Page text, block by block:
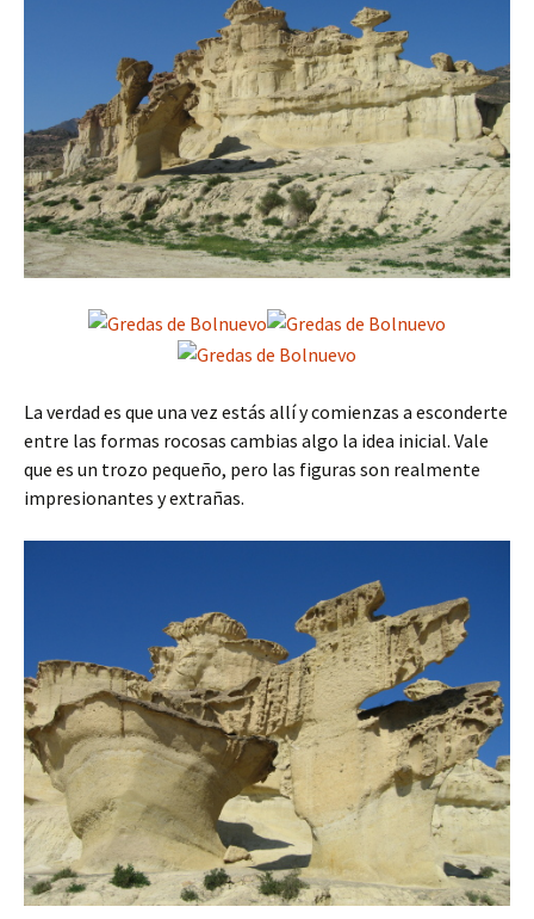
La verdad es que una vez estás allí y comienzas a esconderte
entre las formas rocosas cambias algo la idea inicial. Vale
que es un trozo pequeño, pero las figuras son realmente
impresionantes y extrañas.